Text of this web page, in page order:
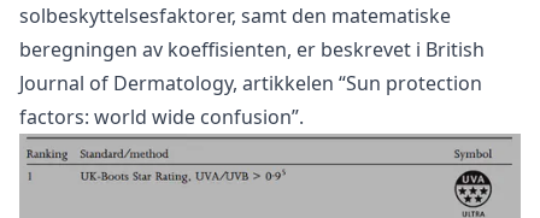
solbeskyttelsesfaktorer, samt den matematiske
beregningen av koeffisienten, er beskrevet i British
Journal of Dermatology, artikkelen “Sun protection
factors: world wide confusion”.